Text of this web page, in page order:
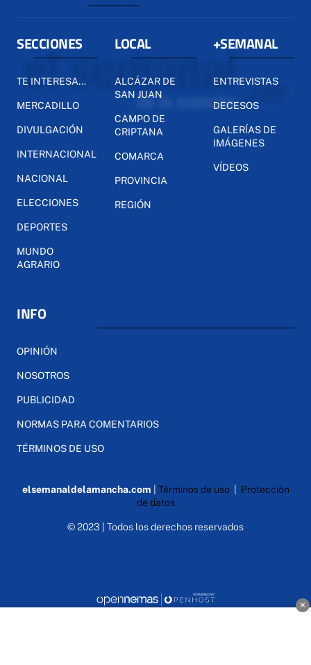
SECCIONES
TE INTERESA...
MERCADILLO
DIVULGACIÓN
INTERNACIONAL
NACIONAL
ELECCIONES
DEPORTES
MUNDO
AGRARIO
LOCAL
ALCÁZAR DE
SAN JUAN
CAMPO DE
CRIPTANA
COMARCA
PROVINCIA
REGIÓN
+SEMANAL
ENTREVISTAS
DECESOS
GALERÍAS DE
IMÁGENES
VÍDEOS
INFO
OPINIÓN
NOSOTROS
PUBLICIDAD
NORMAS PARA COMENTARIOS
TÉRMINOS DE USO
elsemanaldelamancha.com Términos de uso| Protección
de datos
© 2023 | Todos los derechos reservados
×